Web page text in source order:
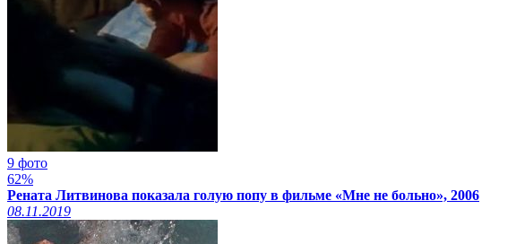
9 фото
62%
Рената Литвинова показала голую попу в фильме «Мне не больно», 2006
08.11.2019